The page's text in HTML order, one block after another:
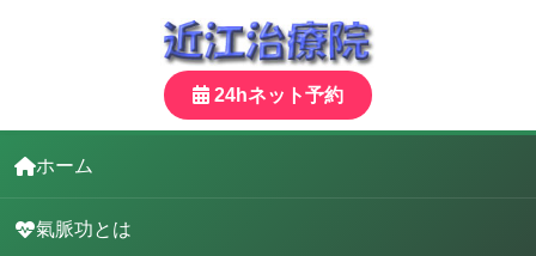
24hネット予約
ホーム
氣脈功とは